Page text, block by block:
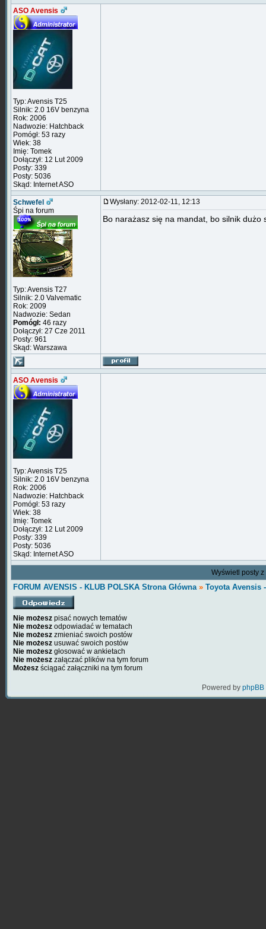
ASO Avensis
Typ: Avensis T25
Silnik: 2.0 16V benzyna
Rok: 2006
Nadwozie: Hatchback
Pomógł: 53 razy
Wiek: 38
Imię: Tomek
Dołączył: 12 Lut 2009
Posty: 339
Posty: 5036
Skąd: Internet ASO
Schwefel
Śpi na forum
Typ: Avensis T27
Silnik: 2.0 Valvematic
Rok: 2009
Nadwozie: Sedan
Pomógł: 46 razy
Dołączył: 27 Cze 2011
Posty: 961
Skąd: Warszawa
Wysłany: 2012-02-11, 12:13
Bo narażasz się na mandat, bo silnik dużo
ASO Avensis
Typ: Avensis T25
Silnik: 2.0 16V benzyna
Rok: 2006
Nadwozie: Hatchback
Pomógł: 53 razy
Wiek: 38
Imię: Tomek
Dołączył: 12 Lut 2009
Posty: 339
Posty: 5036
Skąd: Internet ASO
Wyświetl posty
FORUM AVENSIS - KLUB POLSKA Strona Główna» Toyota Avensis
Nie możesz pisać nowych tematów
Nie możesz odpowiadać w tematach
Nie możesz zmieniać swoich postów
Nie możesz usuwać swoich postów
Nie możesz głosować w ankietach
Nie możesz załączać plików na tym forum
Możesz ściągać załączniki na tym forum
Powered by phpBB